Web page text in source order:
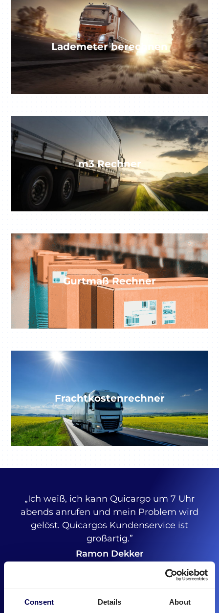
Consent Details About
Destinations
Entdecken
Deutsch
Einloggen
Lademeter berechnen
m3 Rechner
Gurtmaß Rechner
Frachtkostenrechner
„Ich weiß, ich kann Quicargo um 7 Uhr
abends anrufen und mein Problem wird
gelöst. Quicargos Kundenservice ist
großartig.”
Ramon Dekker
Head of Operations, PCO Group